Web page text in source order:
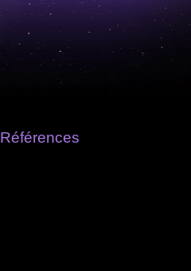
Références